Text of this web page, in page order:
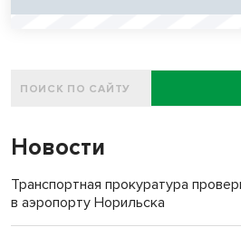
Новости
Транспортная прокуратура
в аэропорту Норильска